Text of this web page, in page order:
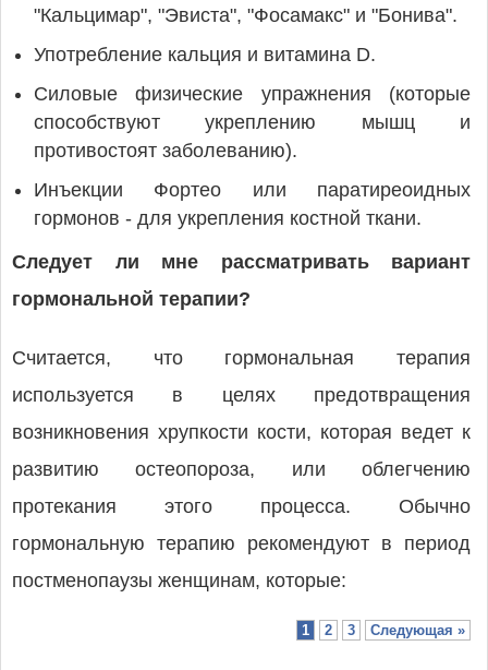
"Кальцимар", "Эвиста", "Фосамакс" и "Бонива".
Употребление кальция и витамина D.
Силовые физические упражнения (которые
способствуют укреплению мышц и
противостоят заболеванию).
Инъекции Фортео или паратиреоидных
гормонов - для укрепления костной ткани.
Следует ли мне рассматривать вариант
гормональной терапии?
Считается, что гормональная терапия
используется в целях предотвращения
возникновения хрупкости кости, которая ведет к
развитию остеопороза, или облегчению
протекания этого процесса. Обычно
гормональную терапию рекомендуют в период
постменопаузы женщинам, которые:
1 2 3 Следующая »